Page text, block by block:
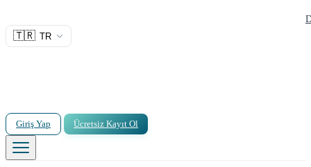
🇹🇷 TR
Giriş Yap Ücretsiz Kayıt Ol